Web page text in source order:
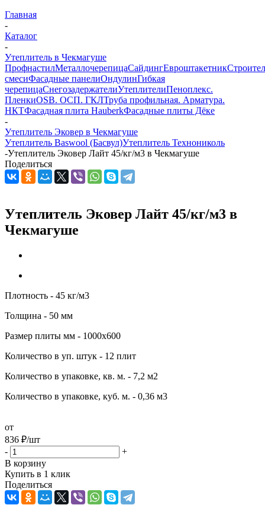
Главная
-
Каталог
-
Утеплитель в Чекмагуше
ПрофнастилМеталлочерепицаСайдингЕвроштакетник
смесиФасадные панелиОндулинГибкая
черепицаСнегозадержателиУтеплителиПеноплекс.
ПленкиOSB. ОСП. ГКЛТруба профильная. Арматура.
НКТФасадная плита HauberkФасадные плиты Дёке
-
Утеплитель Эковер в Чекмагуше
Утеплитель Baswool (Басвул)Утеплитель Технониколь
-Утеплитель Эковер Лайт 45/кг/м3 в Чекмагуше
Поделиться
Утеплитель Эковер Лайт 45/кг/м3 в
Чекмагуше
Плотность - 45 кг/м3
Толщина - 50 мм
Размер плиты мм - 1000х600
Количество в уп. штук - 12 плит
Количество в упаковке, кв. м. - 7,2 м2
Количество в упаковке, куб. м. - 0,36 м3
от
836 ₽/шт
-
+
В корзину
Купить в 1 клик
Поделиться